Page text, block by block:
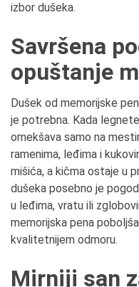
izbor dušeka.
Savršena
opuštanje
Dušek od memorijske
je potrebna. Kada
omekšava samo na
ramenima, leđima i
mišića, a kičma ostaje u
dušeka posebno je
u leđima, vratu ili
memorijska pena
kvalitetnijem odmoru.
Mirniji san